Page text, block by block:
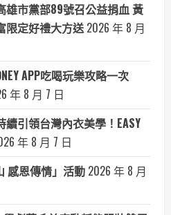
雄市黨部89號召公益捐血 黃
限定好禮大方送 2026 年 8 月
APP吃喝玩樂攻略一次
年 8 月 7 日
引領台灣內衣美學！EASY
年 8 月 7 日
感恩傳情」活動 2026 年 8 月